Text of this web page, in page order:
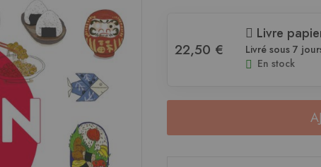
22,50 €
Livre
Livré sous 7
En stock